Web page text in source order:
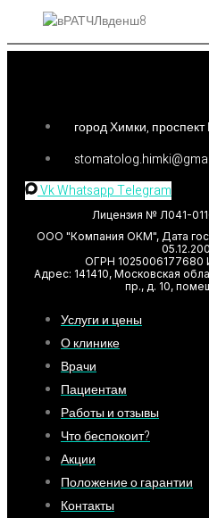
город Химки,
VkWhatsappTelegram
Лицензия № Л041-
ООО "Компания ОКМ", Дата
ОГРН
Адрес: 141410, Московская
пр., д. 10,
Услуги и цены
О клинике
Врачи
Пациентам
Работы и отзывы
Что беспокоит?
Акции
Положение о гарантии
Контакты